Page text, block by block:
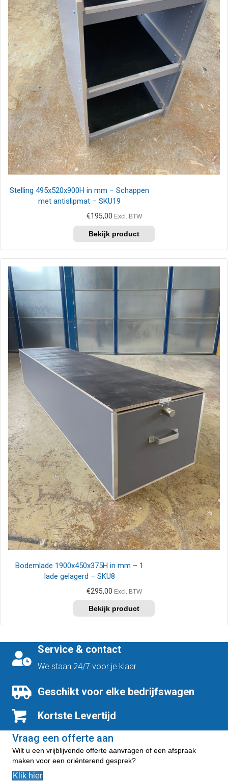
Stelling 495x520x900H in mm – Schappen
met antislipmat – SKU19
€195,00 Excl. BTW
Bodemlade 1900x450x375H in mm – 1
lade gelagerd – SKU8
€295,00 Excl. BTW
Service & contact
We staan 24/7 voor je klaar
Geschikt voor elke bedrijfswagen
Kortste Levertijd
Vraag een offerte aan
Wilt u een vrijblijvende offerte aanvragen of een afspraak
maken voor een oriënterend gesprek?
Klik hier